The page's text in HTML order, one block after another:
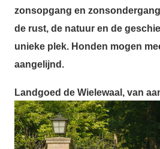
zonsopgang en zonsondergang
de rust, de natuur en de
unieke plek. Honden mogen
aangelijnd.
Landgoed de Wielewaal, van